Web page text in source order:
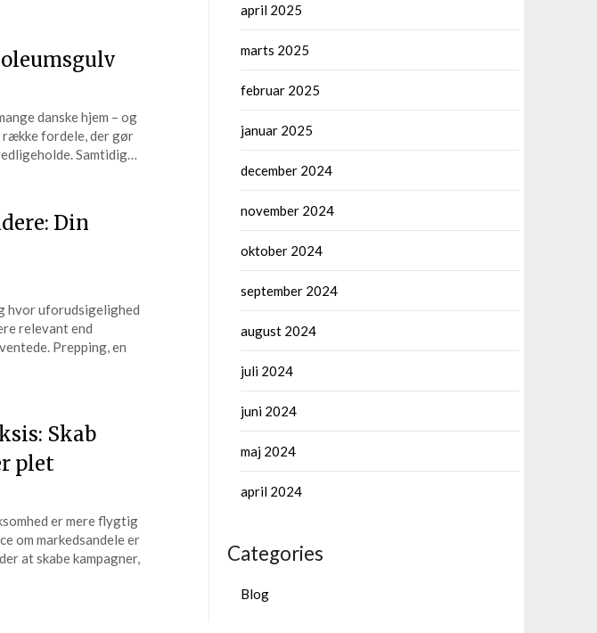
danske hjem – og
række fordele, der gør
Samtidig…
Din
hvor uforudsigelighed
relevant end
Prepping, en
Skab
plet
er mere flygtig
om markedsandele er
at skabe kampagner,
april 2025
marts 2025
februar 2025
januar 2025
december 2024
november 2024
oktober 2024
september 2024
august 2024
juli 2024
juni 2024
maj 2024
april 2024
Categories
Blog